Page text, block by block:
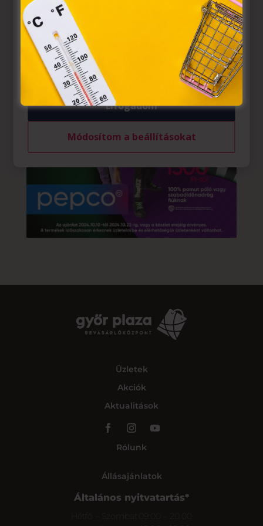
Üzletek
Akciók
Aktualitások
Rólunk
Állásajánlatok
Általános nyitvatartás*
egyes kérdéseiről szóló 2001. évi CVIII. törvény, valamint
az Európai Unió előírásainak megfelelően használjuk.
Azon weblapoknak, melyek az Európai Unió országain
belül működnek, a „sütik" használatához, és ezeknek a
felhasználó számítógépén vagy egyéb eszközén történő
tárolásához a felhasználók hozzájárulását kell kérniük.
Elfogadom
Módosítom a beállításokat